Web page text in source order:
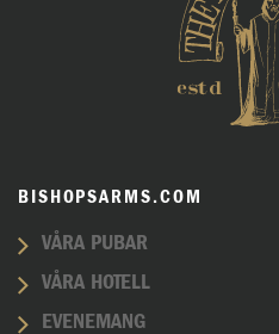
BISHOPSARMS.COM
VÅRA PUBAR
VÅRA HOTELL
EVENEMANG